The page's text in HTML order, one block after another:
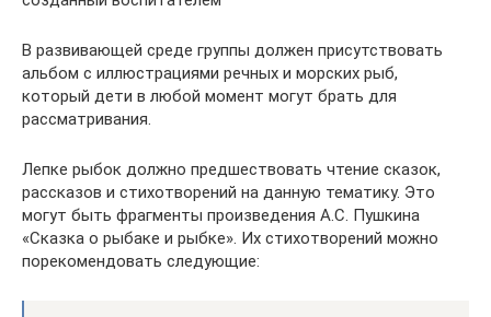
В развивающей среде группы должен присутствовать
альбом с иллюстрациями речных и морских рыб,
который дети в любой момент могут брать для
рассматривания.
Лепке рыбок должно предшествовать чтение сказок,
рассказов и стихотворений на данную тематику. Это
могут быть фрагменты произведения А.С. Пушкина
«Сказка о рыбаке и рыбке». Их стихотворений можно
порекомендовать следующие: